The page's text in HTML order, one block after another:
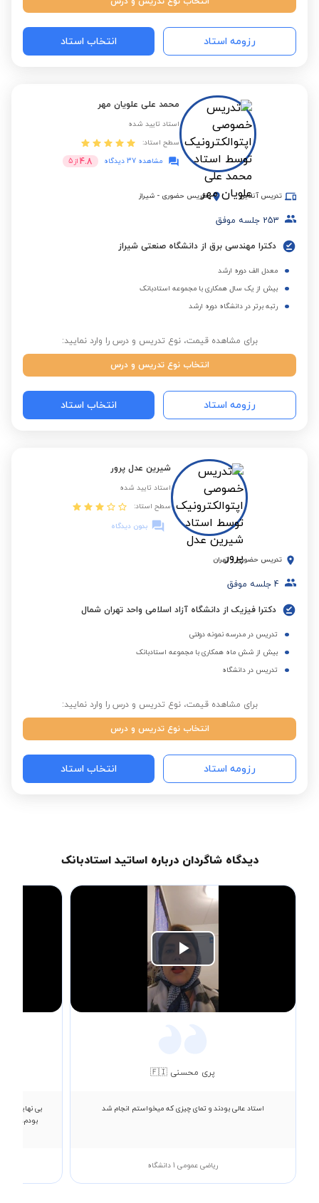
رزومه استاد انتخاب استاد
محمد علی علویان مهر
استاد تایید شده
سطح استاد:
مشاهده 37 دیدگاه
4.8 از 5
تدریس آنلاین تدریس حضوری - شیراز
253 جلسه موفق
دکترا مهندسی برق از دانشگاه صنعتی شیراز
معدل الف دوره ارشد
بیش از یک سال همکاری با مجموعه استادبانک
رتبه برتر در دانشگاه دوره ارشد
برای مشاهده قیمت، نوع تدریس و درس را وارد نمایید:
انتخاب نوع تدریس و درس
رزومه استاد انتخاب استاد
شیرین عدل پرور
استاد تایید شده
سطح استاد:
بدون دیدگاه
تدریس حضوری - تهران
4 جلسه موفق
دکترا فیزیک از دانشگاه آزاد اسلامی واحد تهران شمال
تدریس در مدرسه نمونه دولتی
بیش از شش ماه همکاری با مجموعه استادبانک
تدریس در دانشگاه
برای مشاهده قیمت، نوع تدریس و درس را وارد نمایید:
انتخاب نوع تدریس و درس
رزومه استاد انتخاب استاد
دیدگاه شاگردان درباره اساتید استادبانک
Play
Video
پری محسنی 🇫🇮
استاد عالی بودند و تمای چیزی که میخواستم انجام شد
ریاضی عمومی 1 دانشگاه
بودم،